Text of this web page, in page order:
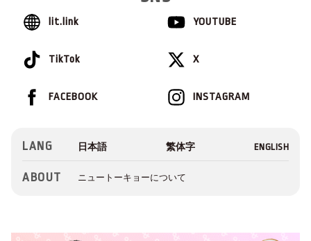
lit.link YOUTUBE
TikTok X
INSTAGRAM
FACEBOOK
LANG
ABOUT ニュートーキョーについて